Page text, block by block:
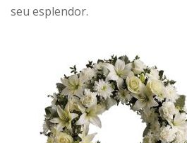
seu esplendor.